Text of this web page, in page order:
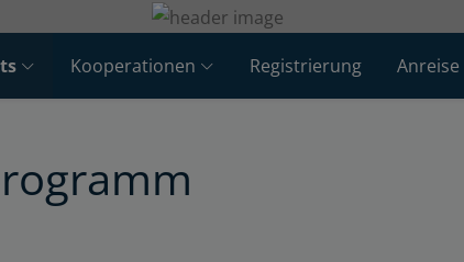
Kooperationen Registrierung